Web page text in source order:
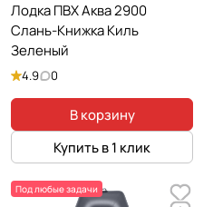
Лодка ПВХ Аква 2900
Слань-Книжка Киль
Зеленый
4.9 0
В корзину
Купить в 1 клик
Под любые задачи